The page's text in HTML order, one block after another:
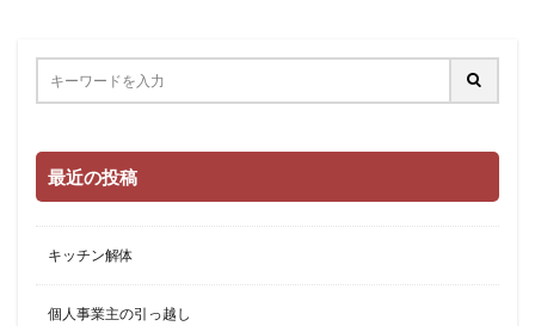
最近の投稿
キッチン解体
個人事業主の引っ越し